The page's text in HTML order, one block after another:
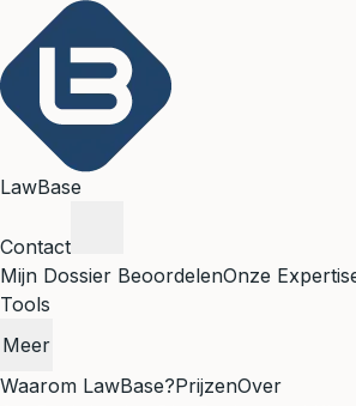
LawBase
Contact
Mijn Dossier BeoordelenOnze
Tools
Meer
Waarom LawBase?PrijzenOver